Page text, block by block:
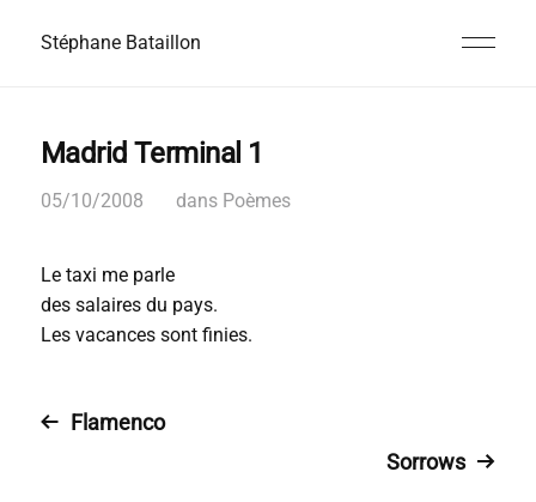
Stéphane Bataillon
Madrid Terminal 1
05/10/2008 dans Poèmes
Le taxi me parle
des salaires du pays.
Les vacances sont finies.
Flamenco
Sorrows